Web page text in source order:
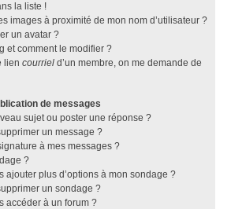
la liste !
images à proximité de mon nom d’utilisateur ?
un avatar ?
et comment le modifier ?
lien courriel d’un membre, on me demande de
de messages
sujet ou poster une réponse ?
un message ?
à mes messages ?
?
ajouter plus d’options à mon sondage ?
un sondage ?
accéder à un forum ?